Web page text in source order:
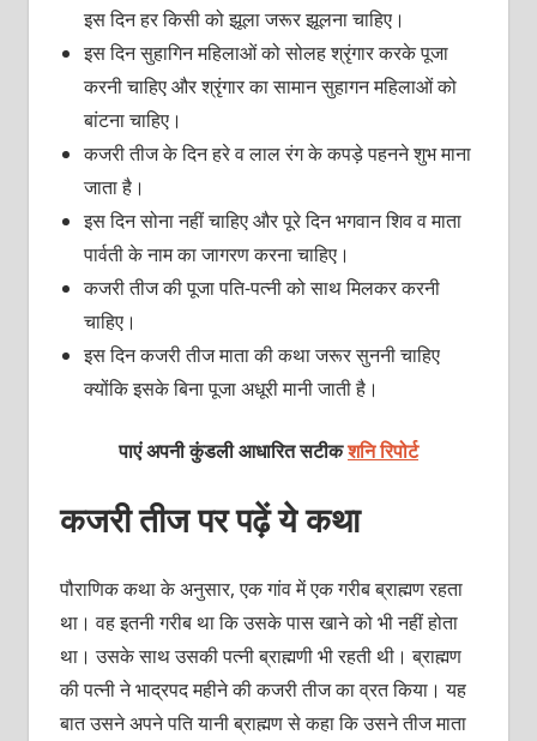
इस दिन हर किसी को झूला जरूर झूलना चाहिए।
इस दिन सुहागिन महिलाओं को सोलह श्रृंगार करके पूजा
करनी चाहिए और श्रृंगार का सामान सुहागन महिलाओं को
बांटना चाहिए।
कजरी तीज के दिन हरे व लाल रंग के कपड़े पहनने शुभ माना
जाता है।
इस दिन सोना नहीं चाहिए और पूरे दिन भगवान शिव व माता
पार्वती के नाम का जागरण करना चाहिए।
कजरी तीज की पूजा पति-पत्नी को साथ मिलकर करनी
चाहिए।
इस दिन कजरी तीज माता की कथा जरूर सुननी चाहिए
क्योंकि इसके बिना पूजा अधूरी मानी जाती है।
पाएं अपनी कुंडली आधारित सटीकशनि रिपोर्ट
कजरी तीज पर पढ़ें ये कथा
पौराणिक कथा के अनुसार, एक गांव में एक गरीब ब्राह्मण रहता
था। वह इतनी गरीब था कि उसके पास खाने को भी नहीं होता
था। उसके साथ उसकी पत्नी ब्राह्मणी भी रहती थी। ब्राह्मण
की पत्नी ने भाद्रपद महीने की कजरी तीज का व्रत किया। यह
बात उसने अपने पति यानी ब्राह्मण से कहा कि उसने तीज माता